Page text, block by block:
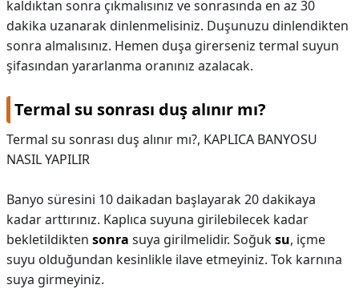
kaldıktan sonra çıkmalısınız ve sonrasında en az 30
dakika uzanarak dinlenmelisiniz. Duşunuzu dinlendikten
sonra almalısınız. Hemen duşa girerseniz termal suyun
şifasından yararlanma oranınız azalacak.
Termal su sonrası duş alınır mı?
Termal su sonrası duş alınır mı?, KAPLICA BANYOSU
NASIL YAPILIR
Banyo süresini 10 daikadan başlayarak 20 dakikaya
kadar arttırınız. Kaplıca suyuna girilebilecek kadar
bekletildikten sonra suya girilmelidir. Soğuksu, içme
suyu olduğundan kesinlikle ilave etmeyiniz. Tok karnına
suya girmeyiniz.